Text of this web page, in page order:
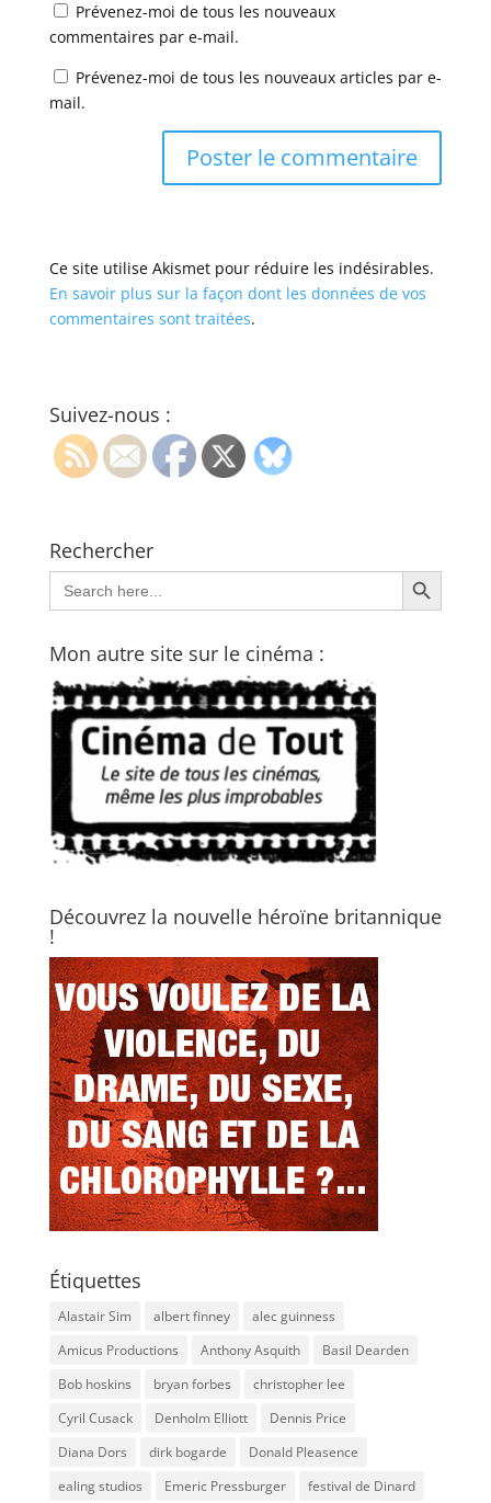
Prévenez-moi de tous les nouveaux
commentaires par e-mail.
Prévenez-moi de tous les nouveaux articles par e-
mail.
Ce site utilise Akismet pour réduire les indésirables.
En savoir plus sur la façon dont les données de vos
commentaires sont traitées.
Suivez-nous :
Rechercher
Search
for:
Search Button
Mon autre site sur le cinéma :
Découvrez la nouvelle héroïne britannique
!
Étiquettes
Alastair Sim albert finney
alec guinness
Amicus Productions
Anthony Asquith
Basil Dearden
Bob hoskins
bryan forbes
christopher lee
Cyril Cusack
Denholm Elliott
Dennis Price
Diana Dors
dirk bogarde
Donald Pleasence
ealing studios
Emeric Pressburger
festival de Dinard